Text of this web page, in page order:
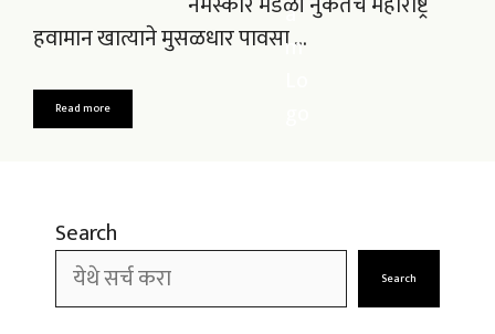
हवामान खात्याने मुसळधार पावसा …
Read more
Search
Search